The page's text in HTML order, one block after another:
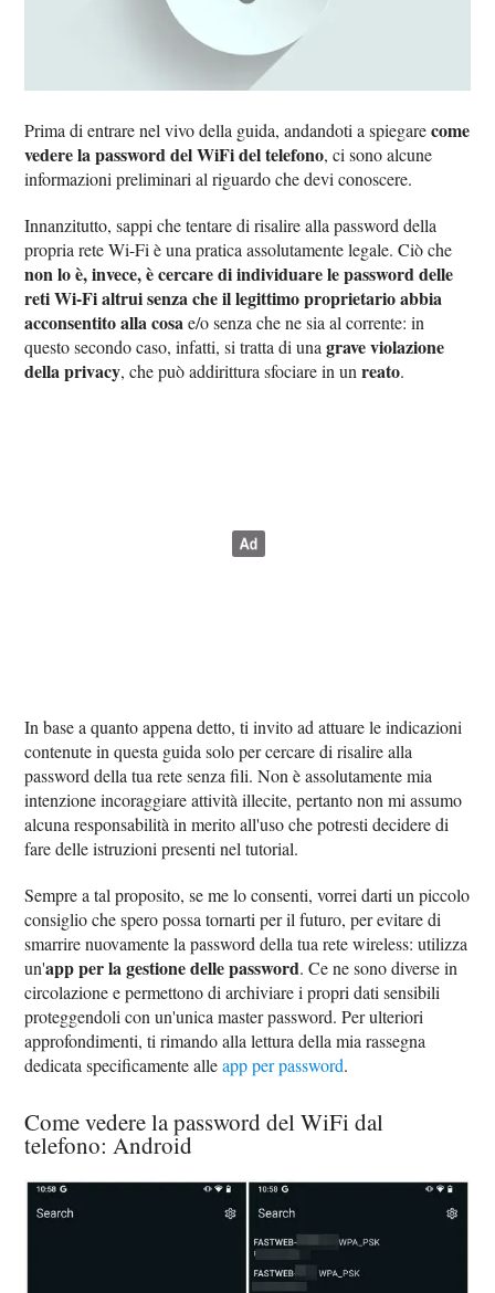
Prima di entrare nel vivo della guida, andandoti a spiegarecome
vedere la password del WiFi del telefono, ci sono alcune
informazioni preliminari al riguardo che devi conoscere.
Innanzitutto, sappi che tentare di risalire alla password della
propria rete Wi-Fi è una pratica assolutamente legale. Ciò che
non lo è, invece, è cercare di individuare le password delle
reti Wi-Fi altrui senza che il legittimo proprietario abbia
acconsentito alla cosae/o senza che ne sia al corrente: in
questo secondo caso, infatti, si tratta di unagrave violazione
della privacy, che può addirittura sfociare in unreato.
In base a quanto appena detto, ti invito ad attuare le indicazioni
contenute in questa guida solo per cercare di risalire alla
password della tua rete senza fili. Non è assolutamente mia
intenzione incoraggiare attività illecite, pertanto non mi assumo
alcuna responsabilità in merito all'uso che potresti decidere di
fare delle istruzioni presenti nel tutorial.
Sempre a tal proposito, se me lo consenti, vorrei darti un piccolo
consiglio che spero possa tornarti per il futuro, per evitare di
smarrire nuovamente la password della tua rete wireless: utilizza
un'app per la gestione delle password. Ce ne sono diverse in
circolazione e permettono di archiviare i propri dati sensibili
proteggendoli con un'unica master password. Per ulteriori
approfondimenti, ti rimando alla lettura della mia rassegna
dedicata specificamente alleapp per password.
Come vedere la password del WiFi dal
telefono: Android